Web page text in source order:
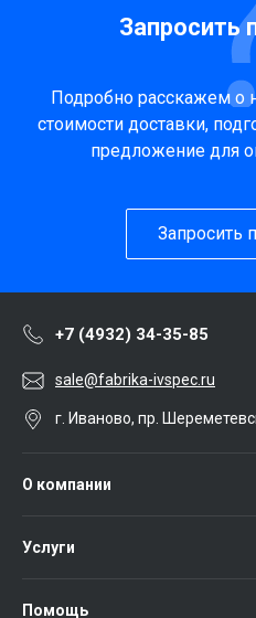
Запросить
Подробно расскажем о
стоимости доставки,
предложение для
Запросить
+7 (4932) 34-35-85
sale@fabrika-ivspec.ru
г. Иваново, пр.
О компании
Услуги
Помощь